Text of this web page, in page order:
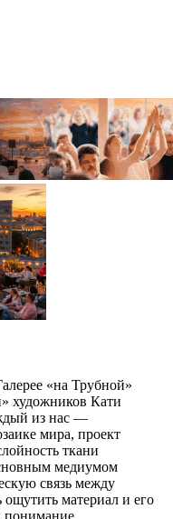
«на Трубной»
художников Кати
из нас —
мира, проект
ткани
медиумом
связь между
материал и его
понимание